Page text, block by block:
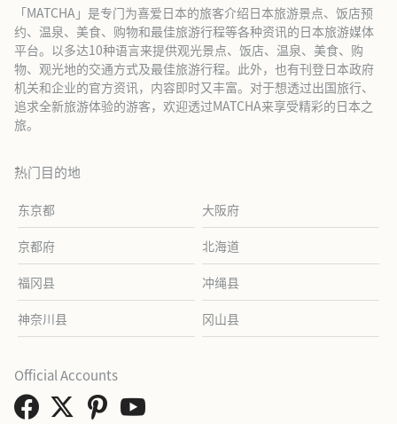
「MATCHA」是专门为喜爱日本的旅客介绍日本旅游景点、饭店预
约、温泉、美食、购物和最佳旅游行程等各种资讯的日本旅游媒体
平台。以多达10种语言来提供观光景点、饭店、温泉、美食、购
物、观光地的交通方式及最佳旅游行程。此外，也有刊登日本政府
机关和企业的官方资讯，内容即时又丰富。对于想透过出国旅行、
追求全新旅游体验的游客，欢迎透过MATCHA来享受精彩的日本之
旅。
热门目的地
东京都 大阪府
京都府 北海道
福冈县 冲绳县
神奈川县 冈山县
Official Accounts